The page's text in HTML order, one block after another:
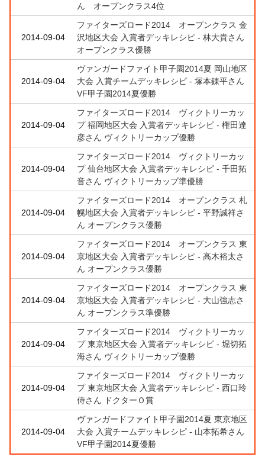
ん オープンクラス4位
2014-09-04
ファイターズロード2014 オープンクラス 金
沢地区大会 入賞者デッキレシピ - 林大貴さん
オープンクラス優勝
2014-09-04
ヴァンガードファイト甲子園2014夏 岡山地区
大会 入賞チームデッキレシピ - 塚本錬平さん
VF甲子園2014夏優勝
2014-09-04
ファイターズロード2014 ヴィクトリーカッ
プ 福岡地区大会 入賞者デッキレシピ - 権田達
彦さん ヴィクトリーカップ優勝
2014-09-04
ファイターズロード2014 ヴィクトリーカッ
プ 仙台地区大会 入賞者デッキレシピ - 千田拓
音さん ヴィクトリーカップ準優勝
2014-09-04
ファイターズロード2014 オープンクラス 札
幌地区大会 入賞者デッキレシピ - 平野誠祥さ
ん オープンクラス優勝
2014-09-04
ファイターズロード2014 オープンクラス 東
京地区大会 入賞者デッキレシピ - 高木裕太さ
ん オープンクラス優勝
2014-09-04
ファイターズロード2014 オープンクラス 東
京地区大会 入賞者デッキレシピ - 大山強志さ
ん オープンクラス準優勝
2014-09-04
ファイターズロード2014 ヴィクトリーカッ
プ 東京地区大会 入賞者デッキレシピ - 堀切拓
海さん ヴィクトリーカップ優勝
2014-09-04
ファイターズロード2014 ヴィクトリーカッ
プ 東京地区大会 入賞者デッキレシピ - 西口玲
侍さん ドクターＯ賞
2014-09-04
ヴァンガードファイト甲子園2014夏 東京地区
大会 入賞チームデッキレシピ - 山本拓希さん
VF甲子園2014夏優勝